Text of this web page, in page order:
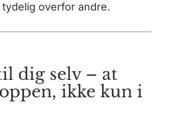
overfor andre.
dig selv – at
ikke kun i